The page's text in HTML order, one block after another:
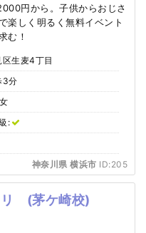
円から。子供からおじさ
楽しく明るく無料イベント
む！
生麦4丁目
3分
:
神奈川県 横浜市 ID:205
(茅ケ崎校)